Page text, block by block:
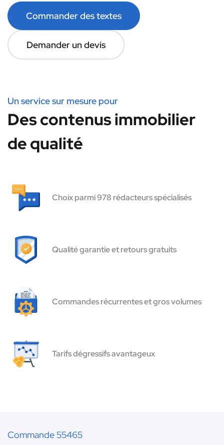
Commander des textes
Demander un devis
Un service sur mesure pour
Des contenus immobilier
de qualité
Choix parmi 978 rédacteurs spécialisés
Qualité garantie et retours gratuits
Commandes récurrentes et gros volumes
Tarifs dégressifs avantageux
Commande 55465